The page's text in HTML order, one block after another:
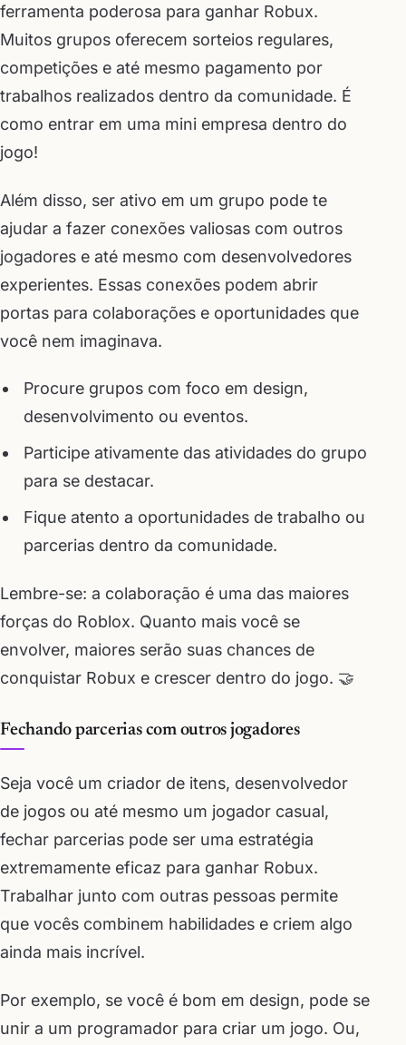
ferramenta poderosa para ganhar Robux.
Muitos grupos oferecem sorteios regulares,
competições e até mesmo pagamento por
trabalhos realizados dentro da comunidade. É
como entrar em uma mini empresa dentro do
jogo!
Além disso, ser ativo em um grupo pode te
ajudar a fazer conexões valiosas com outros
jogadores e até mesmo com desenvolvedores
experientes. Essas conexões podem abrir
portas para colaborações e oportunidades que
você nem imaginava.
Procure grupos com foco em design,
desenvolvimento ou eventos.
Participe ativamente das atividades do grupo
para se destacar.
Fique atento a oportunidades de trabalho ou
parcerias dentro da comunidade.
Lembre-se: a colaboração é uma das maiores
forças do Roblox. Quanto mais você se
envolver, maiores serão suas chances de
conquistar Robux e crescer dentro do jogo. 🤝
Fechando parcerias com outros jogadores
Seja você um criador de itens, desenvolvedor
de jogos ou até mesmo um jogador casual,
fechar parcerias pode ser uma estratégia
extremamente eficaz para ganhar Robux.
Trabalhar junto com outras pessoas permite
que vocês combinem habilidades e criem algo
ainda mais incrível.
Por exemplo, se você é bom em design, pode se
unir a um programador para criar um jogo. Ou,